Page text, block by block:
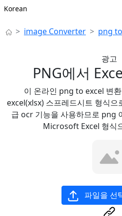
Korean
image Converter png
광고
PNG에서
이 온라인 png to excel 변
excel(xlsx) 스프레드시트 형식으
급 ocr 기능을 사용하므로 png
Microsoft Excel 형식
파일을 선